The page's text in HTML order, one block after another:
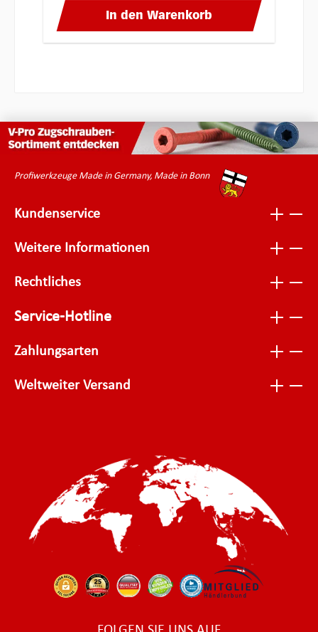
In den Warenkorb
Profiwerkzeuge Made in Germany, Made in Bonn
Kundenservice
Weitere Informationen
Rechtliches
Service-Hotline
Zahlungsarten
Weltweiter Versand